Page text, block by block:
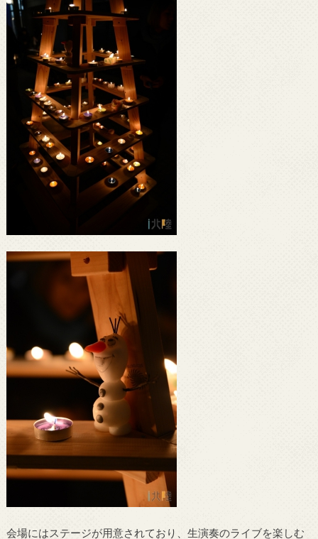
会場にはステージが用意されており、生演奏のライブを楽しむ